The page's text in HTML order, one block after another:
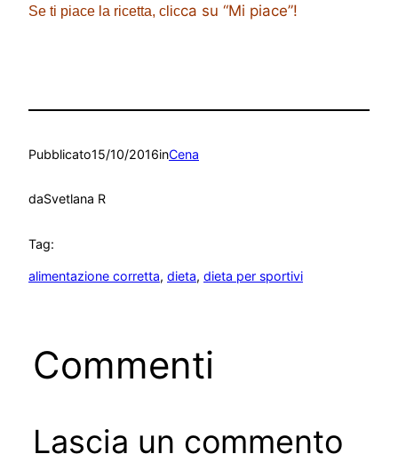
Se ti piace la ricetta, clicca su “Mi piace”!
Pubblicato15/10/2016inCena
daSvetlana R
Tag:
alimentazione corretta, dieta, dieta per sportivi
Commenti
Lascia un commento